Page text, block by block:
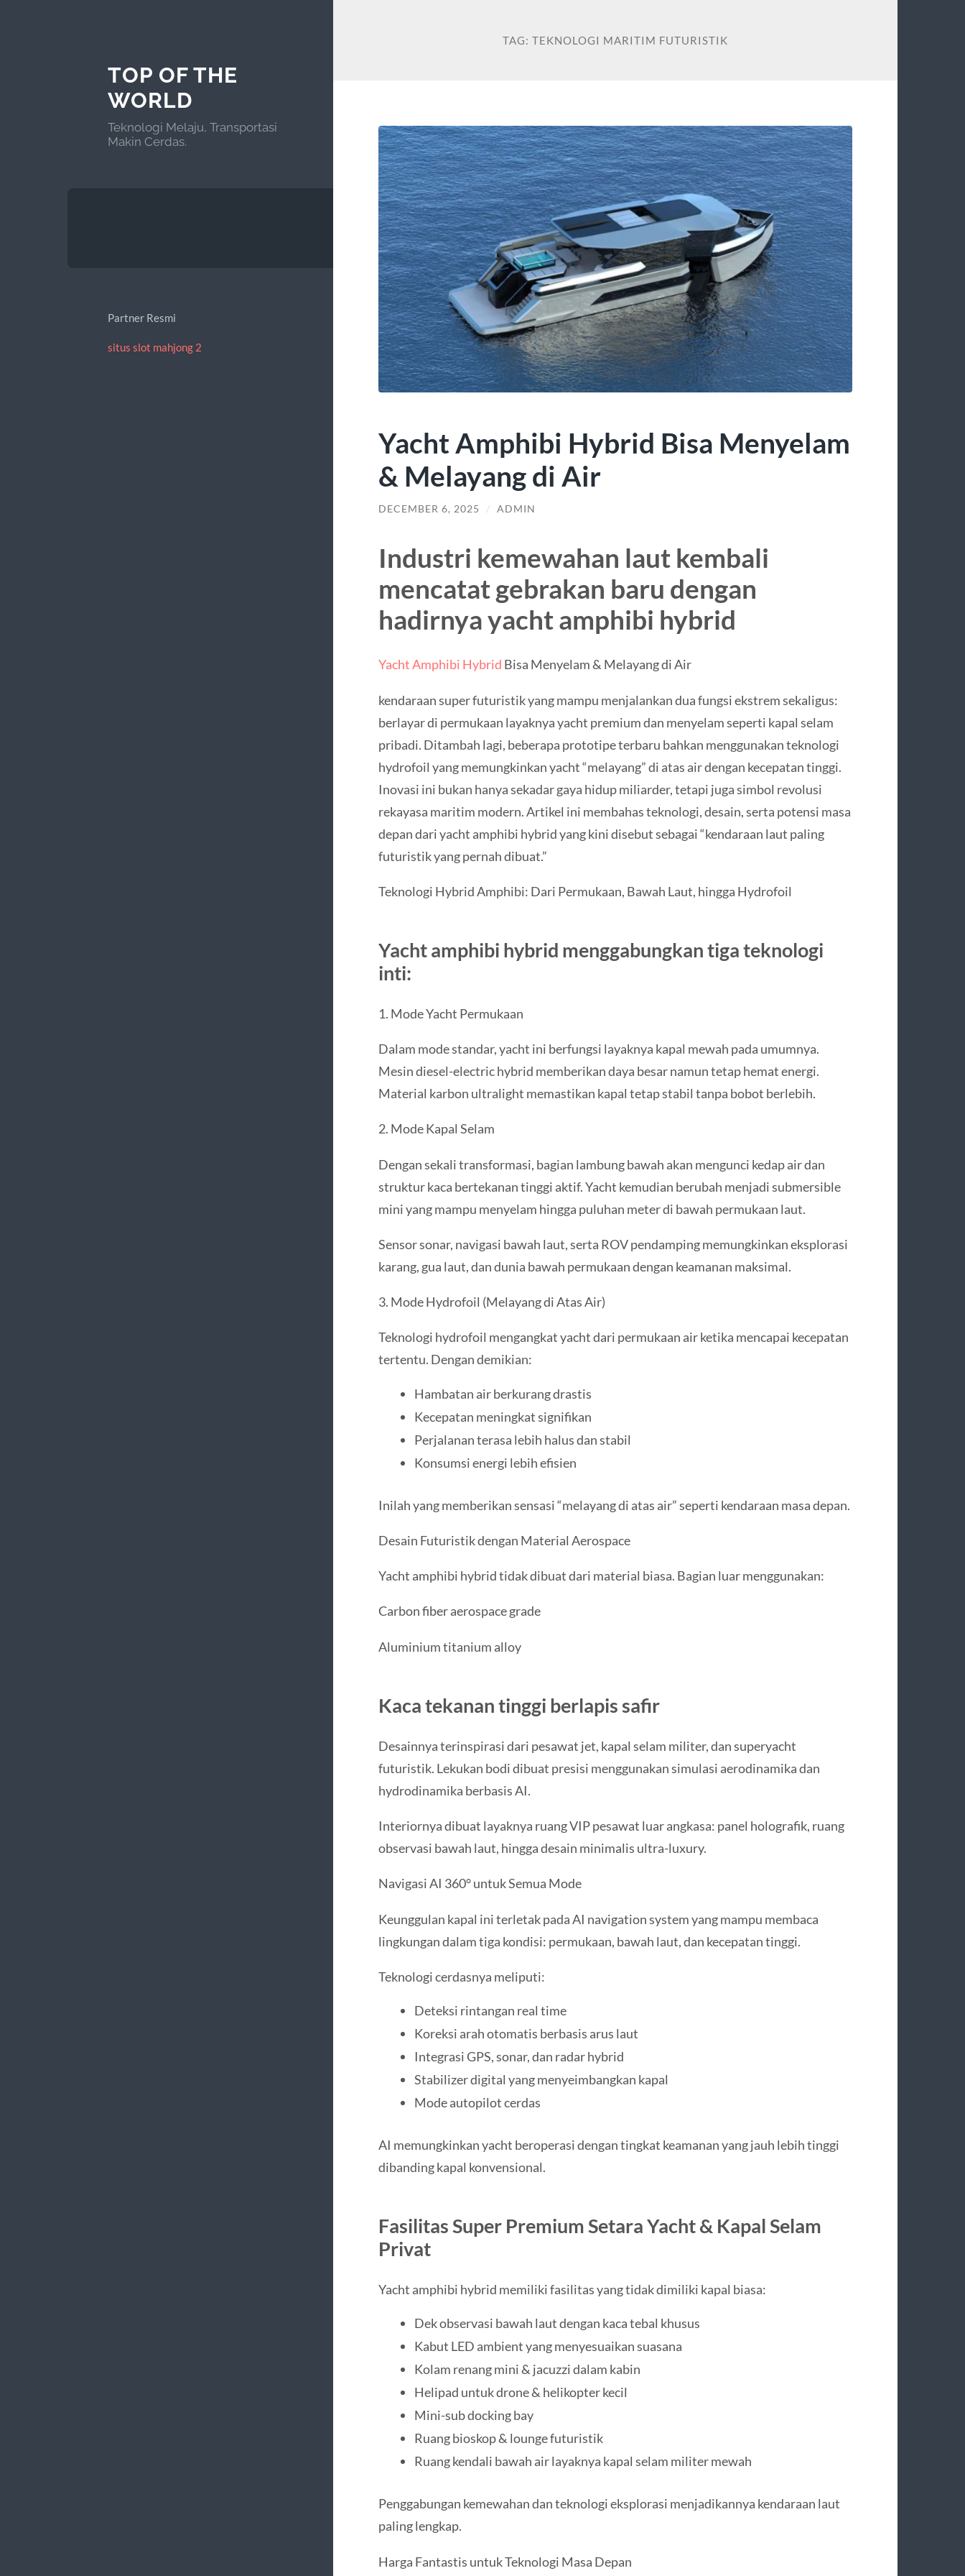
TOP OF THE
WORLD
Teknologi Melaju, Transportasi
Makin Cerdas.
Partner Resmi
situs slot mahjong 2
TAG: TEKNOLOGI MARITIM FUTURISTIK
Yacht Amphibi Hybrid Bisa Menyelam
& Melayang di Air
DECEMBER 6, 2025 / ADMIN
Industri kemewahan laut kembali
mencatat gebrakan baru dengan
hadirnya yacht amphibi hybrid
Yacht Amphibi Hybrid Bisa Menyelam & Melayang di Air
kendaraan super futuristik yang mampu menjalankan dua fungsi ekstrem sekaligus:
berlayar di permukaan layaknya yacht premium dan menyelam seperti kapal selam
pribadi. Ditambah lagi, beberapa prototipe terbaru bahkan menggunakan teknologi
hydrofoil yang memungkinkan yacht “melayang” di atas air dengan kecepatan tinggi.
Inovasi ini bukan hanya sekadar gaya hidup miliarder, tetapi juga simbol revolusi
rekayasa maritim modern. Artikel ini membahas teknologi, desain, serta potensi masa
depan dari yacht amphibi hybrid yang kini disebut sebagai “kendaraan laut paling
futuristik yang pernah dibuat.”
Teknologi Hybrid Amphibi: Dari Permukaan, Bawah Laut, hingga Hydrofoil
Yacht amphibi hybrid menggabungkan tiga teknologi
inti:
1. Mode Yacht Permukaan
Dalam mode standar, yacht ini berfungsi layaknya kapal mewah pada umumnya.
Mesin diesel-electric hybrid memberikan daya besar namun tetap hemat energi.
Material karbon ultralight memastikan kapal tetap stabil tanpa bobot berlebih.
2. Mode Kapal Selam
Dengan sekali transformasi, bagian lambung bawah akan mengunci kedap air dan
struktur kaca bertekanan tinggi aktif. Yacht kemudian berubah menjadi submersible
mini yang mampu menyelam hingga puluhan meter di bawah permukaan laut.
Sensor sonar, navigasi bawah laut, serta ROV pendamping memungkinkan eksplorasi
karang, gua laut, dan dunia bawah permukaan dengan keamanan maksimal.
3. Mode Hydrofoil (Melayang di Atas Air)
Teknologi hydrofoil mengangkat yacht dari permukaan air ketika mencapai kecepatan
tertentu. Dengan demikian:
Hambatan air berkurang drastis
Kecepatan meningkat signifikan
Perjalanan terasa lebih halus dan stabil
Konsumsi energi lebih efisien
Inilah yang memberikan sensasi “melayang di atas air” seperti kendaraan masa depan.
Desain Futuristik dengan Material Aerospace
Yacht amphibi hybrid tidak dibuat dari material biasa. Bagian luar menggunakan:
Carbon fiber aerospace grade
Aluminium titanium alloy
Kaca tekanan tinggi berlapis safir
Desainnya terinspirasi dari pesawat jet, kapal selam militer, dan superyacht
futuristik. Lekukan bodi dibuat presisi menggunakan simulasi aerodinamika dan
hydrodinamika berbasis AI.
Interiornya dibuat layaknya ruang VIP pesawat luar angkasa: panel holografik, ruang
observasi bawah laut, hingga desain minimalis ultra-luxury.
Navigasi AI 360° untuk Semua Mode
Keunggulan kapal ini terletak pada AI navigation system yang mampu membaca
lingkungan dalam tiga kondisi: permukaan, bawah laut, dan kecepatan tinggi.
Teknologi cerdasnya meliputi:
Deteksi rintangan real time
Koreksi arah otomatis berbasis arus laut
Integrasi GPS, sonar, dan radar hybrid
Stabilizer digital yang menyeimbangkan kapal
Mode autopilot cerdas
AI memungkinkan yacht beroperasi dengan tingkat keamanan yang jauh lebih tinggi
dibanding kapal konvensional.
Fasilitas Super Premium Setara Yacht & Kapal Selam
Privat
Yacht amphibi hybrid memiliki fasilitas yang tidak dimiliki kapal biasa:
Dek observasi bawah laut dengan kaca tebal khusus
Kabut LED ambient yang menyesuaikan suasana
Kolam renang mini & jacuzzi dalam kabin
Helipad untuk drone & helikopter kecil
Mini-sub docking bay
Ruang bioskop & lounge futuristik
Ruang kendali bawah air layaknya kapal selam militer mewah
Penggabungan kemewahan dan teknologi eksplorasi menjadikannya kendaraan laut
paling lengkap.
Harga Fantastis untuk Teknologi Masa Depan